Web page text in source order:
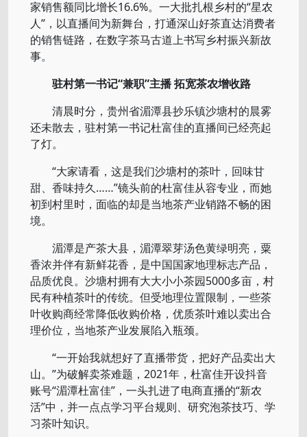
家销售额同比增长16.6%。一大批扎根乡村的“星农
人”，以直播间为新舞台，打通深山好茶直达消费者
的销售链路，在数字茶马古道上书写乡村振兴新故
事。
驻村第一书记“兼职”主播 拓宽茶农增收路
清晨时分，贵州省湄潭县抄乐镇沙塘村的晨雾
还未散去，驻村第一书记杜富佳的直播间已经亮起
了灯。
“大家请看，这是我们沙塘村的茶叶，回味甘
甜、香味持久……”镜头前的杜富佳从容专业，而她
初到村里时，面临的却是当地茶产业销路不畅的困
境。
湄潭是产茶大县，湄潭翠芽汤色黄绿明亮，粟
香浓并伴有新鲜花香，是中国国家地理标志产品，
品质优良。沙塘村拥有大大小小茶园5000多亩，村
民有种植茶叶的传统。但受地理位置限制，一些茶
叶收购商经常降低收购价格，优质茶叶难以卖出合
理价位，当地茶产业发展陷入瓶颈。
“一开始我就想好了直播带货，把好产品卖出大
山。”为破解卖茶难题，2021年，杜富佳开设抖音
账号“湄潭杜富佳”，一头扎进了电商直播的“新农
活”中，并一点点学习平台规则、研究泡茶技巧、学
习茶叶知识。